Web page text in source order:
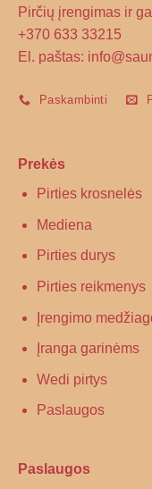
Pirčių įrengimas ir
+370 633 33215
El. paštas:
Paskambinti
Prekės
Pirties krosnelės
Mediena
Pirties durys
Pirties reikmenys
Įrengimo
Įranga garinėms
Wedi pirtys
Paslaugos
Paslaugos